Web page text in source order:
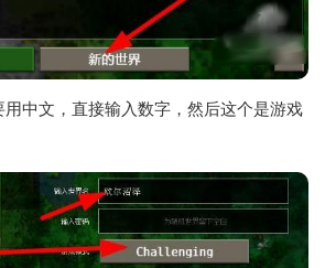
中文，直接输入数字，然后这个是游戏